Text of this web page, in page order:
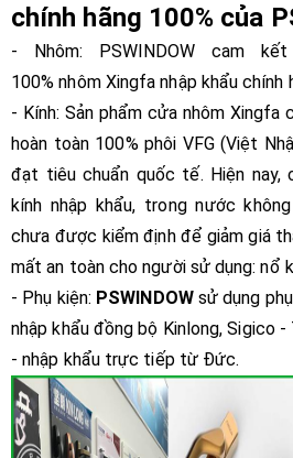
chính hãng 100% của
- Nhôm: PSWINDOW cam
100% nhôm Xingfa nhập khẩu chính
- Kính: Sản phẩm cửa nhôm Xingfa
hoàn toàn 100% phôi VFG (Việt
đạt tiêu chuẩn quốc tế. Hiện nay,
kính nhập khẩu, trong nước
chưa được kiểm định để giảm giá
mất an toàn cho người sử dụng: nổ
- Phụ kiện: PSWINDOWsử dụng
nhập khẩu đồng bộ Kinlong, Sigico
- nhập khẩu trực tiếp từ Đức.